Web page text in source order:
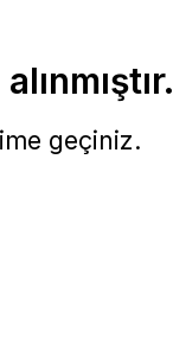
geçiniz.